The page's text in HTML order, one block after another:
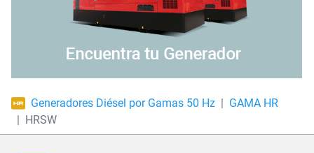
Generadores Diésel por Gamas 50 Hz
GAMA HR
HRSW